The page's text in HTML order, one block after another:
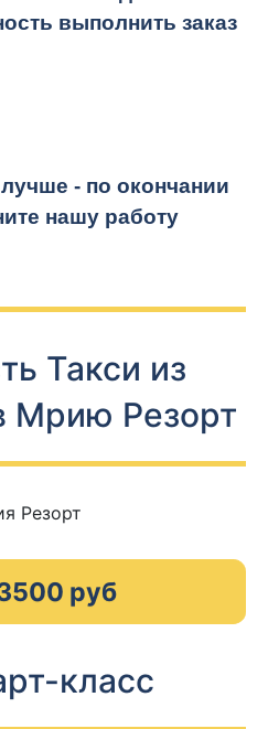
выполнить заказ
- по окончании
нашу работу
Такси из
Мрию Резорт
руб
класс